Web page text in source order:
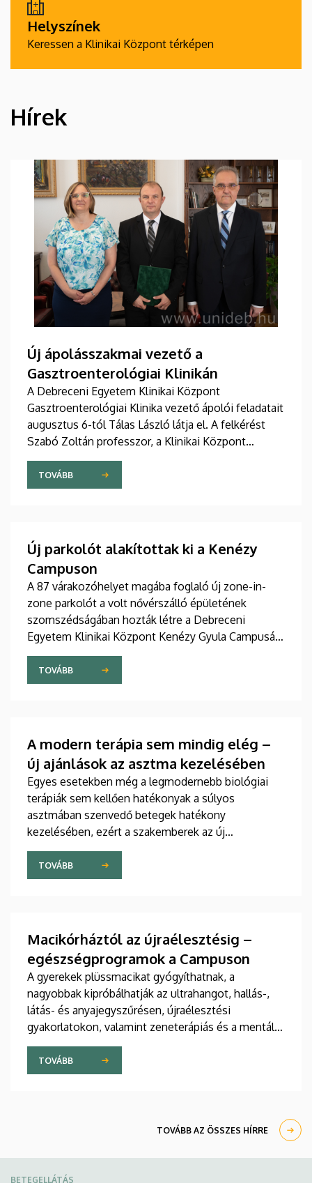
Helyszínek
Keressen a Klinikai Központ térképen
HÍREK
Hírek
Új ápolásszakmai vezető a
Gasztroenterológiai Klinikán
A Debreceni Egyetem Klinikai Központ
Gasztroenterológiai Klinika vezető ápolói feladatait
augusztus 6-tól Tálas László látja el. A felkérést
Szabó Zoltán professzor, a Klinikai Központ
elnöke, valamint Szőllősi Anna ápolási és
szakdolgozói igazgató adta át pénteken
ünnepélyes keretek között az Elnöki Hivatalban.
TOVÁBB
Új parkolót alakítottak ki a Kenézy
Campuson
A 87 várakozóhelyet magába foglaló új zone-in-
zone parkolót a volt nővérszálló épületének
szomszédságában hozták létre a Debreceni
Egyetem Klinikai Központ Kenézy Gyula Campusán.
Az új területet várhatóan augusztusban nyitják meg
a járművek előtt.
TOVÁBB
A modern terápia sem mindig elég –
új ajánlások az asztma kezelésében
Egyes esetekben még a legmodernebb biológiai
terápiák sem kellően hatékonyak a súlyos
asztmában szenvedő betegek hatékony
kezelésében, ezért a szakemberek az új
gyógyszerek kifejlesztésére irányuló kutatások
felgyorsítását sürgetik. A témában a közelmúltban
jelent meg tanulmány a világ egyik legrangosabb
szerzője a Debreceni Egyetem egyetemi tanára.
TOVÁBB
Macikórháztól az újraélesztésig –
egészségprogramok a Campuson
A gyerekek plüssmacikat gyógyíthatnak, a
nagyobbak kipróbálhatják az ultrahangot, hallás-,
látás- és anyajegyszűrésen, újraélesztési
gyakorlatokon, valamint zeneterápiás és a mentális
egészséget támogató prevenciós foglalkozásokon
is részt vehetnek a július 22-én kezdődő Campus
Fesztiválon. A Debreceni Egyetem Klinikai
Egyetem téren felállított faházaknál, illetve a
Központban.
TOVÁBB
TOVÁBB AZ ÖSSZES HÍRRE
BETEGELLÁTÁS